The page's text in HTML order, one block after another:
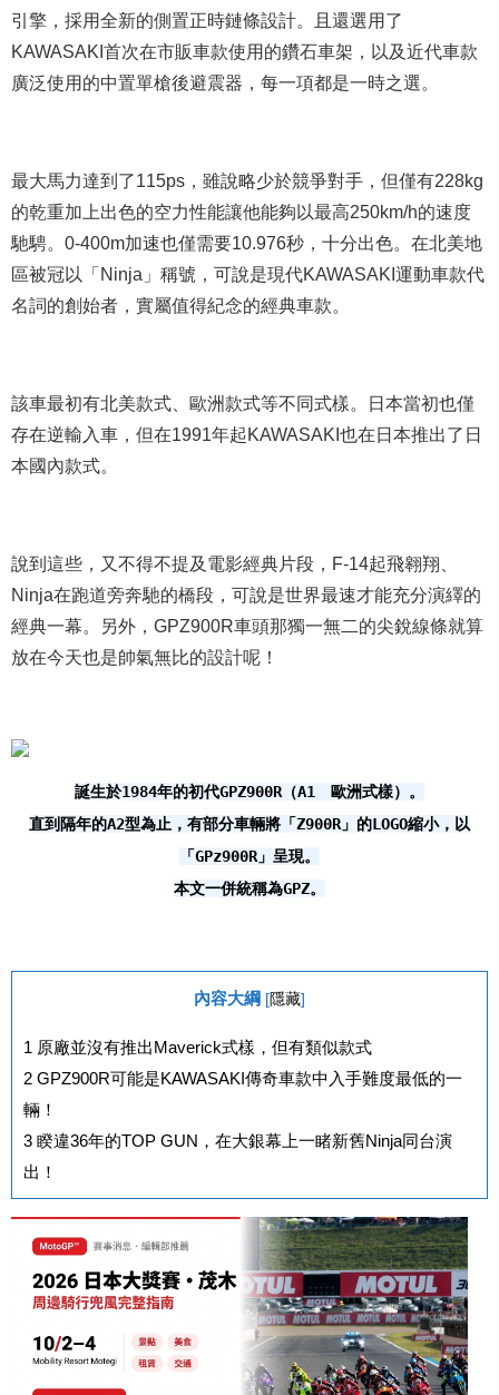
引擎，採用全新的側置正時鏈條設計。且還選用了
KAWASAKI首次在市販車款使用的鑽石車架，以及近代車款
廣泛使用的中置單槍後避震器，每一項都是一時之選。
最大馬力達到了115ps，雖說略少於競爭對手，但僅有228kg
的乾重加上出色的空力性能讓他能夠以最高250km/h的速度
馳騁。0-400m加速也僅需要10.976秒，十分出色。在北美地
區被冠以「Ninja」稱號，可說是現代KAWASAKI運動車款代
名詞的創始者，實屬值得紀念的經典車款。
該車最初有北美款式、歐洲款式等不同式樣。日本當初也僅
存在逆輸入車，但在1991年起KAWASAKI也在日本推出了日
本國內款式。
說到這些，又不得不提及電影經典片段，F-14起飛翱翔、
Ninja在跑道旁奔馳的橋段，可說是世界最速才能充分演繹的
經典一幕。另外，GPZ900R車頭那獨一無二的尖銳線條就算
放在今天也是帥氣無比的設計呢！
誕生於1984年的初代GPZ900R（A1 歐洲式樣）。
直到隔年的A2型為止，有部分車輛將「Z900R」的LOGO縮小，以
「GPz900R」呈現。
本文一併統稱為GPZ。
內容大綱 [隱藏]
1 原廠並沒有推出Maverick式樣，但有類似款式
2 GPZ900R可能是KAWASAKI傳奇車款中入手難度最低的一
輛！
3 睽違36年的TOP GUN，在大銀幕上一睹新舊Ninja同台演
出！